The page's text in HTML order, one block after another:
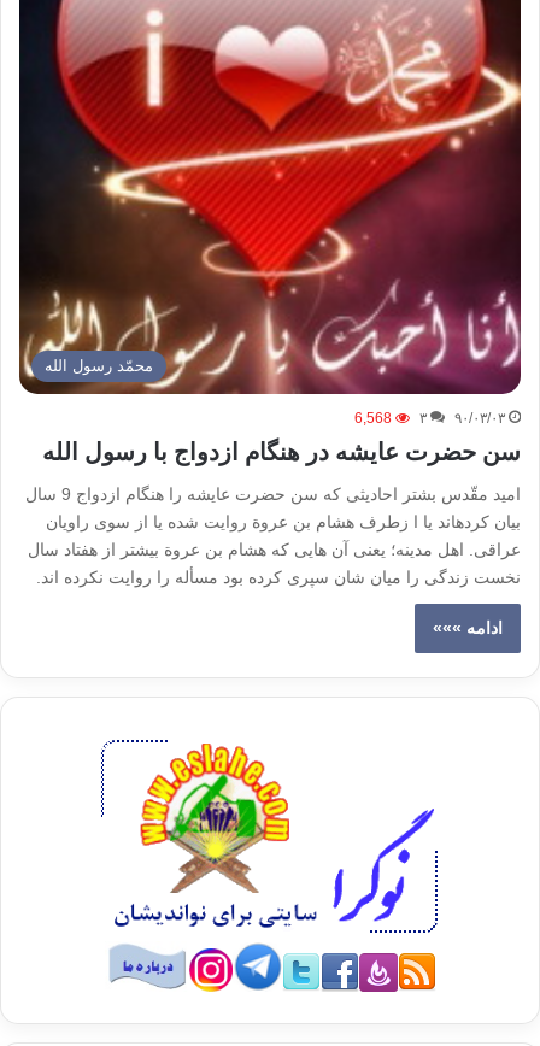
محمّد رسول الله
۹۰/۰۳/۰۳ ۳ 6,568
سن حضرت عایشه در هنگام ازدواج با رسول الله
امید مقّدس بشتر احادیثی که سن حضرت عایشه را هنگام ازدواج 9 سال
بیان کرده­اند یا ا زطرف هشام بن عروة روایت شده یا از سوی راویان
عراقی. اهل مدینه؛ یعنی آن هایی که هشام بن عروة بیشتر از هفتاد سال
نخست زندگی را میان شان سپری کرده بود مسأله را روایت نکرده اند.
ادامه »»»